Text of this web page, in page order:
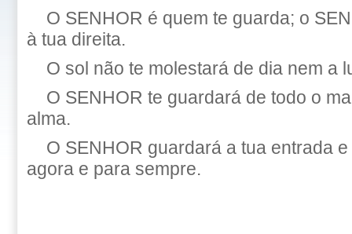
O SENHOR é quem te guarda; o
à tua direita.
O sol não te molestará de dia nem a
O SENHOR te guardará de todo o
alma.
O SENHOR guardará a tua entrada
agora e para sempre.